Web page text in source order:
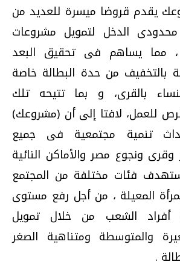
يقدم قروضا ميسرة للعديد من
الدخل لتمويل مشروعات
، مما يساهم فى تحقيق البعد
بالتخفيف من حدة البطالة خاصة
بالقرى، و بما تتيحه تلك
للعمل، لافتا إلى أن (مشروعك)
تنمية مجتمعية فى جميع
ونجوع مصر والأماكن النائية
فئات مختلفة من المجتمع
المعيلة ، من أجل رفع مستوى
أفراد الشعب من خلال تمويل
والمتوسطة ومتناهية الصغر
.